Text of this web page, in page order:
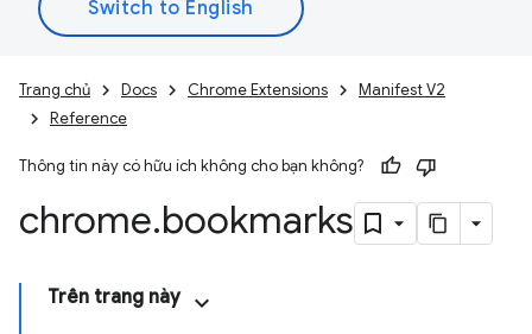
Trang chủ Docs Chrome Extensions
Manifest V2
Reference
Thông tin này có hữu ích không cho bạn không?
chrome.bookmarks
Trên trang này